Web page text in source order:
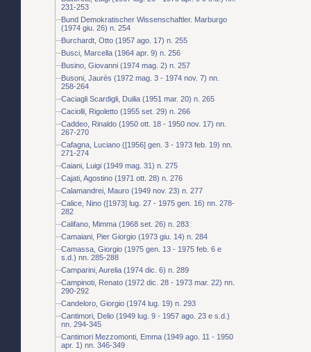
231-253
Bund Demokratischer Wissenschaftler. Marburgo
(1974 giu. 26) n. 254
Burchardt, Otto (1957 ago. 17) n. 255
Busci, Marcella (1964 apr. 9) n. 256
Busino, Giovanni (1974 mag. 2) n. 257
Busoni, Jaurès (1972 mag. 3 - 1974 nov. 7) nn.
258-264
Caciagli Scardigli, Duilia (1951 mar. 20) n. 265
Caciolli, Rigoletto (1955 set. 29) n. 266
Caddeo, Rinaldo (1950 ott. 18 - 1950 nov. 17) nn.
267-270
Cafagna, Luciano ([1956] gen. 3 - 1973 feb. 19) nn.
271-274
Caiani, Luigi (1949 mag. 31) n. 275
Cajati, Agostino (1971 ott. 28) n. 276
Calamandrei, Mauro (1949 nov. 23) n. 277
Calice, Nino ([1973] lug. 27 - 1975 gen. 16) nn. 278-
282
Califano, Mimma (1968 set. 26) n. 283
Camaiani, Pier Giorgio (1973 giu. 14) n. 284
Camassa, Giorgio (1975 gen. 13 - 1975 feb. 6 e
s.d.) nn. 285-288
Camparini, Aurelia (1974 dic. 6) n. 289
Campinoti, Renato (1972 dic. 28 - 1973 mar. 22) nn.
290-292
Candeloro, Giorgio (1974 lug. 19) n. 293
Cantimori, Delio (1949 lug. 9 - 1957 ago. 23 e s.d.)
nn. 294-345
Cantimori Mezzomonti, Emma (1949 ago. 11 - 1950
apr. 1) nn. 346-349